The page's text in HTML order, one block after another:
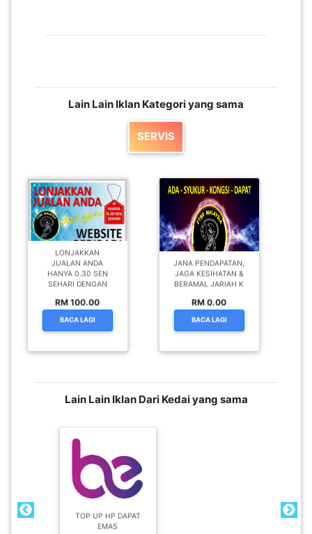
Lain Lain Iklan Kategori yang sama
SERVIS
LONJAKKAN
JUALAN ANDA
HANYA 0.30 SEN
RM 100.00
JANA PENDAPATAN,
JAGA KESIHATAN &
RM 0.00
Lain Lain Iklan Dari Kedai yang sama
TOP UP HP DAPAT